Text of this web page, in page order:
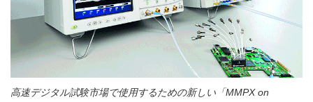
高速デジタル試験市場で使用するための新しい「MMPX on